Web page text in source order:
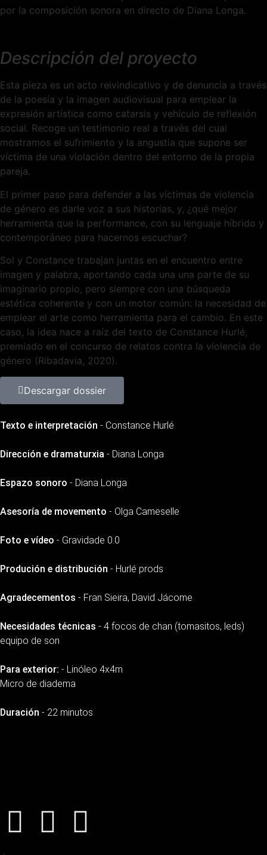
por la composición sonora en directo de Diana Longa.
Descripción del proyecto
Esta pieza es un acto reivindicativo y de denuncia a través
de la poesía y la imagen audiovisual para emplear la
expresión artística como catarsis y vehículo de reflexión
social. Recoge un testimonio real a través del cual
mostramos el sufrimiento y la angustia que supone ser
víctima de una violación dentro del entorno de la propia
pareja.
El primer paso para defender a las víctimas de violencia
de género es darle voz a sus historias, y, ¿qué mejor
herramienta que la performance, con su lenguaje híbrido y
contemporáneo para hacernos escuchar?
Sol y Constance trabajan juntas en el encuentro entre
imagen y palabra, aportando cada una una parte de su
imaginario propio, pero siempre con una búsqueda
estética coherente y con un motor común: la necesidad de
emplear el arte como herramienta para el cambio. En este
caso, la idea nace a raíz del texto de Constance Hurlé,
premiado en el concurso de relatos contra la violencia de
género (Ribadavia, 2020).
Descargar dossier
Texto e interpretación - Constance Hurlé
Dirección e dramaturxia - Diana Longa
Espazo sonoro - Diana Longa
Asesoría de movemento - Olga Cameselle
Foto e vídeo - Gravidade 0.0
Produción e distribución - Hurlé prods
Agradecementos - Fran Sieira, David Jácome
Necesidades técnicas - 4 focos de chan (tomasitos, leds)
equipo de son
Para exterior: - Linóleo 4x4m
Micro de diadema
Duración - 22 minutos